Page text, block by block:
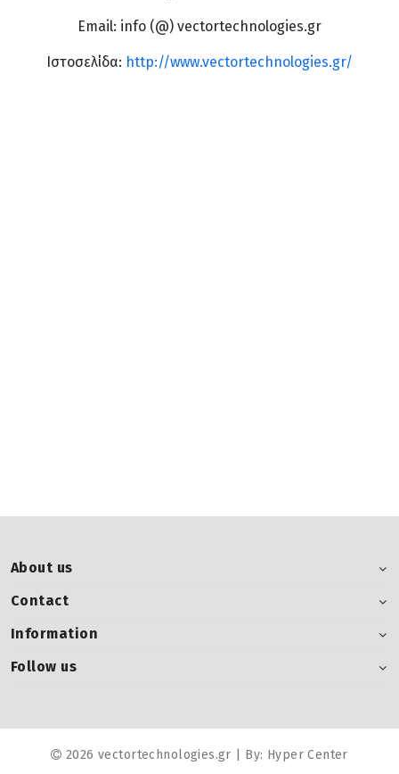
Email: info (@) vectortechnologies.gr
Ιστοσελίδα: http://www.vectortechnologies.gr/
About us
Contact
Information
Follow us
2026 vectortechnologies.gr | By: Hyper Center